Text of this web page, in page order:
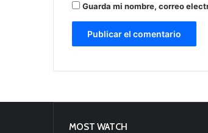
Guarda mi nombre, correo
MOST WATCH